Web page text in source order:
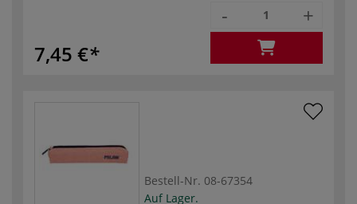
7,45 €
- +
Bestell-Nr. 08-67354
Auf Lager.